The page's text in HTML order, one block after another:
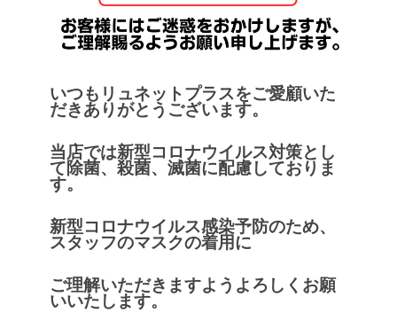
いつもリュネットプラスをご愛顧いた
だきありがとうございます。
当店では新型コロナウイルス対策とし
て除菌、殺菌、滅菌に配慮しておりま
す。
新型コロナウイルス感染予防のため、
スタッフのマスクの着用に
ご理解いただきますようよろしくお願
いいたします。